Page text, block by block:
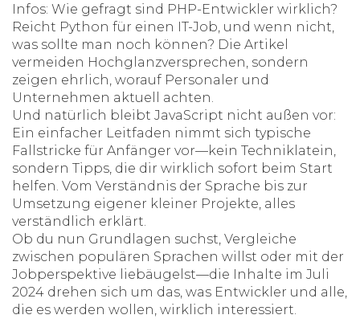
Infos: Wie gefragt sind PHP-Entwickler wirklich?
Reicht Python für einen IT-Job, und wenn nicht,
was sollte man noch können? Die Artikel
vermeiden Hochglanzversprechen, sondern
zeigen ehrlich, worauf Personaler und
Unternehmen aktuell achten.
Und natürlich bleibt JavaScript nicht außen vor:
Ein einfacher Leitfaden nimmt sich typische
Fallstricke für Anfänger vor—kein Techniklatein,
sondern Tipps, die dir wirklich sofort beim Start
helfen. Vom Verständnis der Sprache bis zur
Umsetzung eigener kleiner Projekte, alles
verständlich erklärt.
Ob du nun Grundlagen suchst, Vergleiche
zwischen populären Sprachen willst oder mit der
Jobperspektive liebäugelst—die Inhalte im Juli
2024 drehen sich um das, was Entwickler und alle,
die es werden wollen, wirklich interessiert.